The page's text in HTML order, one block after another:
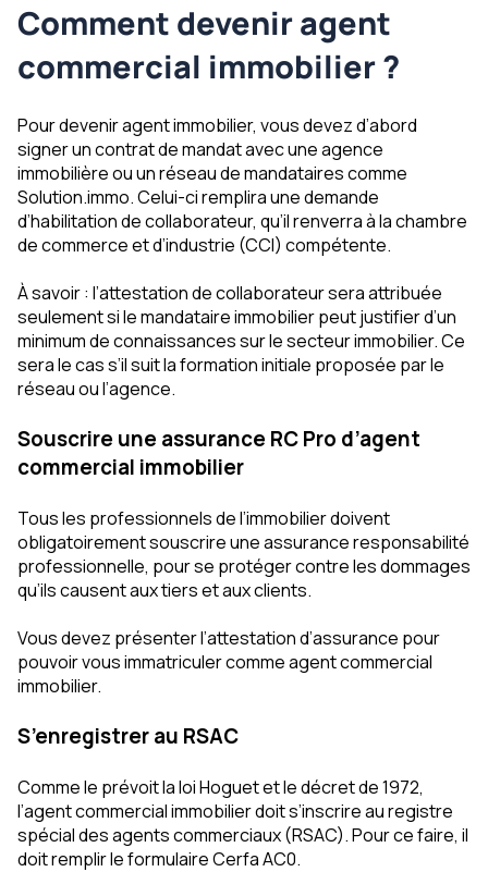
Comment devenir agent
commercial immobilier ?
Pour devenir agent immobilier, vous devez d’abord
signer un contrat de mandat avec une agence
immobilière ou un réseau de mandataires comme
Solution.immo. Celui-ci remplira une demande
d’habilitation de collaborateur, qu’il renverra à la chambre
de commerce et d’industrie (CCI) compétente.
À savoir : l’attestation de collaborateur sera attribuée
seulement si le mandataire immobilier peut justifier d’un
minimum de connaissances sur le secteur immobilier. Ce
sera le cas s’il suit la formation initiale proposée par le
réseau ou l’agence.
Souscrire une assurance RC Pro d’agent
commercial immobilier
Tous les professionnels de l’immobilier doivent
obligatoirement souscrire une assurance responsabilité
professionnelle, pour se protéger contre les dommages
qu’ils causent aux tiers et aux clients.
Vous devez présenter l’attestation d’assurance pour
pouvoir vous immatriculer comme agent commercial
immobilier.
S’enregistrer au RSAC
Comme le prévoit la loi Hoguet et le décret de 1972,
l’agent commercial immobilier doit s’inscrire au registre
spécial des agents commerciaux (RSAC). Pour ce faire, il
doit remplir le formulaire Cerfa AC0.